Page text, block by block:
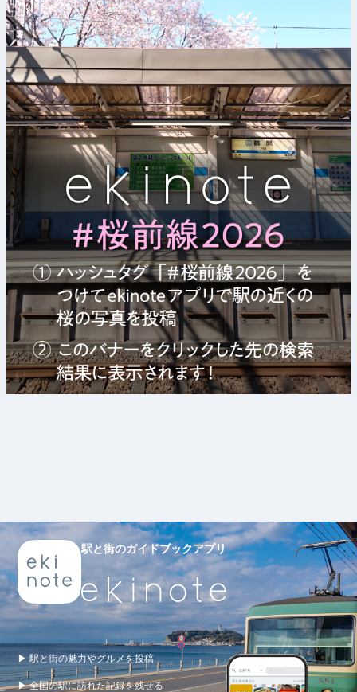
駅と街のガイドブックアプリ
▶ 駅と街の魅力やグルメを投稿
▶ 全国の駅に訪れた記録を残せる